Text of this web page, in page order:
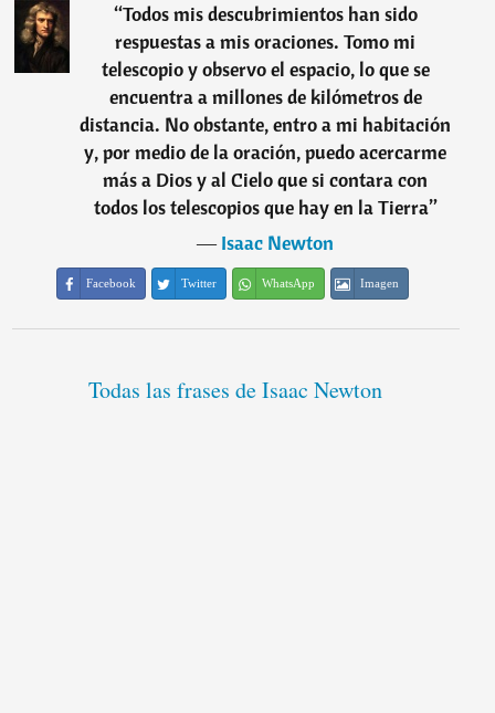
“Todos mis descubrimientos han sido
respuestas a mis oraciones. Tomo mi
telescopio y observo el espacio, lo que se
encuentra a millones de kilómetros de
distancia. No obstante, entro a mi habitación
y, por medio de la oración, puedo acercarme
más a Dios y al Cielo que si contara con
todos los telescopios que hay en la Tierra”
―Isaac Newton
Facebook Twitter WhatsApp Imagen
Todas las frases de Isaac Newton